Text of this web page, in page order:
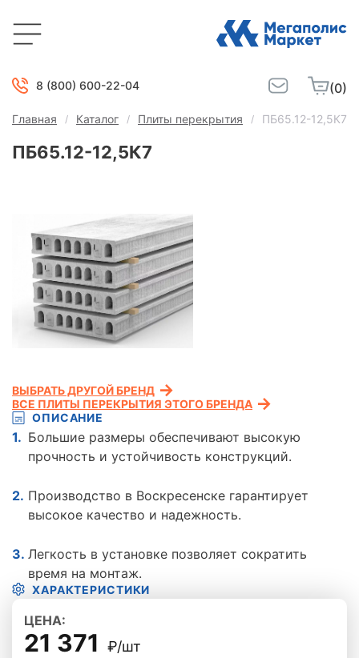
8 (800) 600-22-04 (0)
Главная Каталог Плиты перекрытия ПБ65.12-12,5К7
ПБ65.12-12,5К7
ОПИСАНИЕ
Большие размеры обеспечивают высокую
прочность и устойчивость конструкций.
Производство в Воскресенске гарантирует
высокое качество и надежность.
Легкость в установке позволяет сократить
время на монтаж.
ХАРАКТЕРИСТИКИ
ВЫБРАТЬ ДРУГОЙ БРЕНД
ВСЕ ПЛИТЫ ПЕРЕКРЫТИЯ ЭТОГО БРЕНДА
ЦЕНА:
21 371 ₽/шт